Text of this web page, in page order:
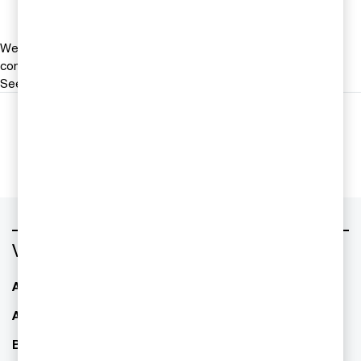
We help you meet tomorrow’s tech demands
compete at a speed that rewrites the rules
See how
Vad vill du ha hjälp med?
AI - Artificiell Intelligens
Allianser & partnerskap
Bolagsstyrning